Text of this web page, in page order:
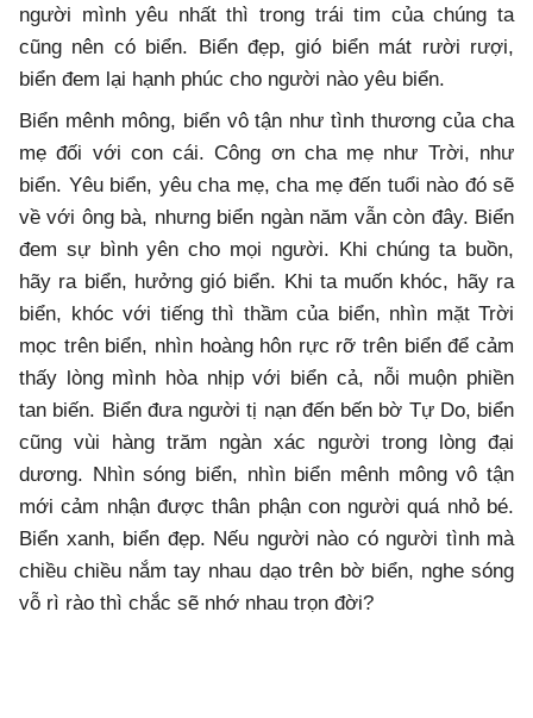
người mình yêu nhất thì trong trái tim của chúng ta
cũng nên có biển. Biển đẹp, gió biển mát rười rượi,
biển đem lại hạnh phúc cho người nào yêu biển.
Biển mênh mông, biển vô tận như tình thương của cha
mẹ đối với con cái. Công ơn cha mẹ như Trời, như
biển. Yêu biển, yêu cha mẹ, cha mẹ đến tuổi nào đó sẽ
về với ông bà, nhưng biển ngàn năm vẫn còn đây. Biển
đem sự bình yên cho mọi người. Khi chúng ta buồn,
hãy ra biển, hưởng gió biển. Khi ta muốn khóc, hãy ra
biển, khóc với tiếng thì thầm của biển, nhìn mặt Trời
mọc trên biển, nhìn hoàng hôn rực rỡ trên biển để cảm
thấy lòng mình hòa nhịp với biển cả, nỗi muộn phiền
tan biến. Biển đưa người tị nạn đến bến bờ Tự Do, biển
cũng vùi hàng trăm ngàn xác người trong lòng đại
dương. Nhìn sóng biển, nhìn biển mênh mông vô tận
mới cảm nhận được thân phận con người quá nhỏ bé.
Biển xanh, biển đẹp. Nếu người nào có người tình mà
chiều chiều nắm tay nhau dạo trên bờ biển, nghe sóng
vỗ rì rào thì chắc sẽ nhớ nhau trọn đời?